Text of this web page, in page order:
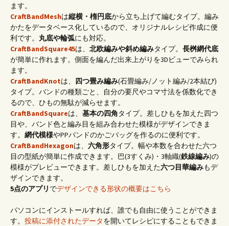
ます。
CraftBandMeshは縦横・楕円底から立ち上げて編むタイプ。編み
かたをデータベース化しているので、オリジナルレシピ作成に便
利です。 丸底や輪弧にも対応。
CraftBandSquare45は、 北欧編みや斜め編みタイプ。 長桝網代底
が簡単に作れます。側面を編んだ出来上がりを3Dビューでみられ
ます。
CraftBandKnotは、 四つ畳み編み(石畳編み/ノット編み/2本結び)
タイプ。バンドの種類ごと、自分の要尺やコマ寸法を係数化でき
るので、ひもの無駄が減らせます。
CraftBandSquareは、 基本の四角タイプ。差しひもを加えた四つ
目や、バンド色と編み目を組み合わせた模様がデザインできま
す。 網代模様やPPバンドのかごバッグを作るのに便利です。
CraftBandHexagonは、 六角形タイプ。幅や本数を合わせた六つ
目の型紙が簡単に作成できます。巴(3すくみ)・3軸織(鉄線編み)の
模様がプレビューできます。差しひもを加えた六つ目華編みもデ
ザインできます。
5点のアプリ でデザインできる形状の概要はこちら
パソコンにインストールすれば、誰でも自由に使うことができま
す。 投稿に添付されたデータを開いてレシピにすることもできま